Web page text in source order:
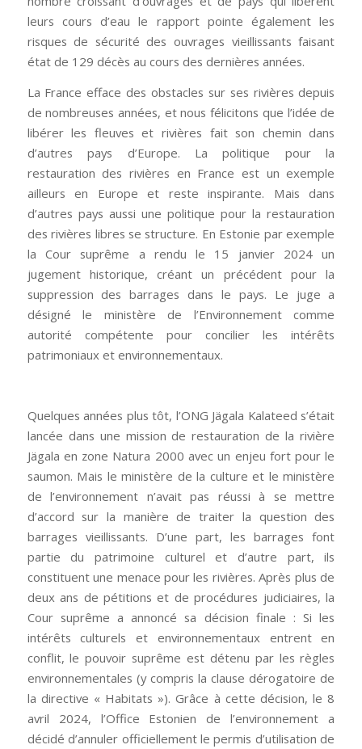
leurs cours d’eau le rapport pointe également les
risques de sécurité des ouvrages vieillissants faisant
état de 129 décès au cours des dernières années.
La France efface des obstacles sur ses rivières depuis
de nombreuses années, et nous félicitons que l’idée de
libérer les fleuves et rivières fait son chemin dans
d’autres pays d’Europe. La politique pour la
restauration des rivières en France est un exemple
ailleurs en Europe et reste inspirante. Mais dans
d’autres pays aussi une politique pour la restauration
des rivières libres se structure. En Estonie par exemple
la Cour suprême a rendu le 15 janvier 2024 un
jugement historique, créant un précédent pour la
suppression des barrages dans le pays. Le juge a
désigné le ministère de l’Environnement comme
autorité compétente pour concilier les intérêts
patrimoniaux et environnementaux.
Quelques années plus tôt, l’ONG Jägala Kalateed s’était
lancée dans une mission de restauration de la rivière
Jägala en zone Natura 2000 avec un enjeu fort pour le
saumon. Mais le ministère de la culture et le ministère
de l’environnement n’avait pas réussi à se mettre
d’accord sur la manière de traiter la question des
barrages vieillissants. D’une part, les barrages font
partie du patrimoine culturel et d’autre part, ils
constituent une menace pour les rivières. Après plus de
deux ans de pétitions et de procédures judiciaires, la
Cour suprême a annoncé sa décision finale : Si les
intérêts culturels et environnementaux entrent en
conflit, le pouvoir suprême est détenu par les règles
environnementales (y compris la clause dérogatoire de
la directive « Habitats »). Grâce à cette décision, le 8
avril 2024, l’Office Estonien de l’environnement a
décidé d’annuler officiellement le permis d’utilisation de